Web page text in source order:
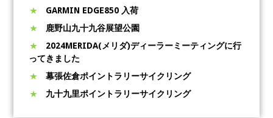
GARMIN EDGE850 入荷
鹿野山九十九谷展望公園
2024MERIDA(メリダ)ディーラーミーティングに行
ってきました
幕張佐倉ポイントラリーサイクリング
九十九里ポイントラリーサイクリング